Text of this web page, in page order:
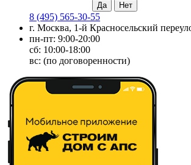
8 (495) 565-30-55
г. Москва, 1-й Красносельский
пн-пт: 9:00-20:00
сб: 10:00-18:00
вс: (по договоренности)